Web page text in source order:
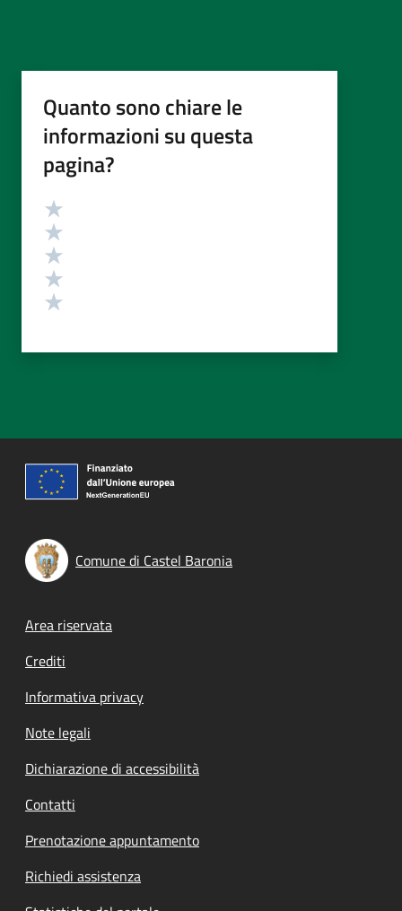
Quanto sono chiare le
informazioni su questa
pagina?
Valutazione
Comune di Castel Baronia
Footer menu
Area riservata
Crediti
Informativa privacy
Note legali
Dichiarazione di accessibilità
Contatti
Prenotazione appuntamento
Richiedi assistenza